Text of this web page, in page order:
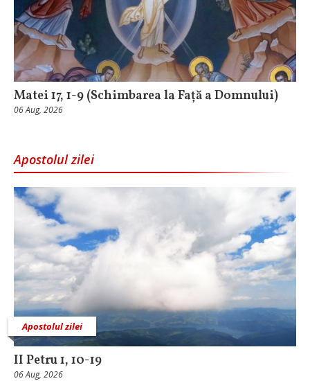
Matei 17, 1-9 (Schimbarea la Față a Domnului)
06 Aug, 2026
Apostolul zilei
Apostolul zilei
II Petru 1, 10-19
06 Aug, 2026